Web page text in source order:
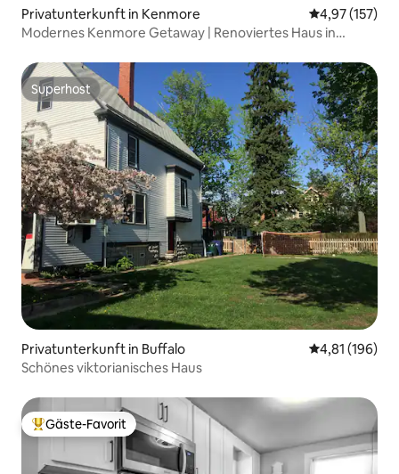
Privatunterkunft in Kenmore
4,97 (157)
Modernes Kenmore Getaway | Renoviertes Haus in
Superhost
Superhost
Privatunterkunft in Buffalo
4,81 (196)
Schönes viktorianisches Haus
Beliebter Gäste-Favorit.
Gäste-Favorit